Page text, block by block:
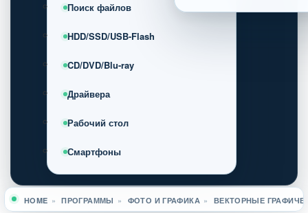
Поиск файлов
HDD/SSD/USB-Flash
CD/DVD/Blu-ray
Драйвера
Рабочий стол
Смартфоны
Вы здесь
HOME » ПРОГРАММЫ » ФОТО И ГРАФИКА » ВЕКТОРНЫЕ